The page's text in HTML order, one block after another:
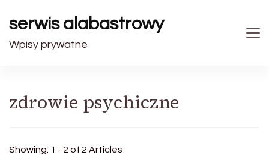
serwis alabastrowy
Wpisy prywatne
zdrowie psychiczne
Showing: 1 - 2 of 2 Articles